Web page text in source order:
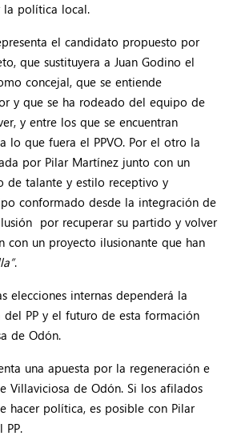
la política local.
el candidato propuesto por
que sustituyera a Juan Godino el
concejal, que se entiende
y que se ha rodeado del equipo de
y entre los que se encuentran
lo que fuera el PPVO. Por el otro la
por Pilar Martínez junto con un
de talante y estilo receptivo y
conformado desde la integración de
por recuperar su partido y volver
con un proyecto ilusionante que han
.
elecciones internas dependerá la
PP y el futuro de esta formación
de Odón.
una apuesta por la regeneración e
Villaviciosa de Odón. Si los afilados
hacer política, es posible con Pilar
PP.